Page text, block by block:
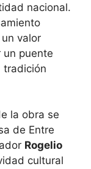
nacional.
valor
un puente
tradición
la obra se
de Entre
Rogelio
cultural